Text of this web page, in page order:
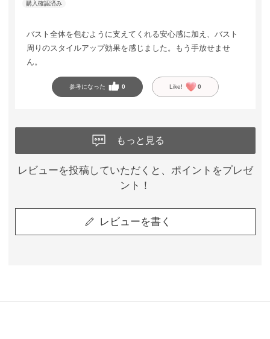
バスト全体を包むように支えてくれる安心感に加え、バスト
周りのスタイルアップ効果を感じました。もう手放せませ
ん。
参考になった 0 Like! 0
もっと見る
レビューを投稿していただくと、ポイントをプレゼ
ント！
レビューを書く